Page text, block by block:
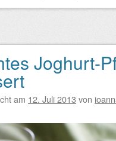
Joghurt-
am 12. Juli 2013 von